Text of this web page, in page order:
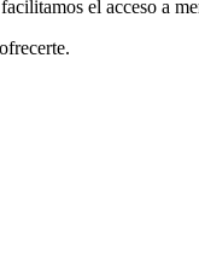
el acceso a